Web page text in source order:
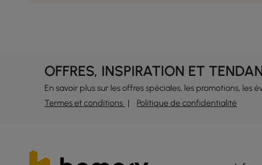
OFFRES, INSPIRATION ET
En savoir plus sur les offres spéciales, les promotions, les
Termes et conditions
Politique de confidentialité